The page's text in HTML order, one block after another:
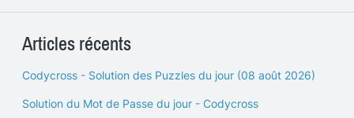
Articles récents
Codycross - Solution des Puzzles du jour (08 août 2026)
Solution du Mot de Passe du jour - Codycross